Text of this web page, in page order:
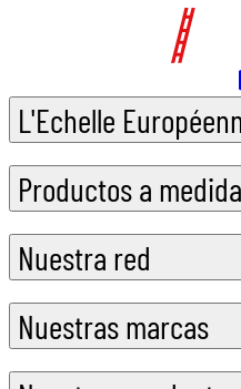
L'Echelle
Productos a medida
Nuestra red
Nuestras marcas